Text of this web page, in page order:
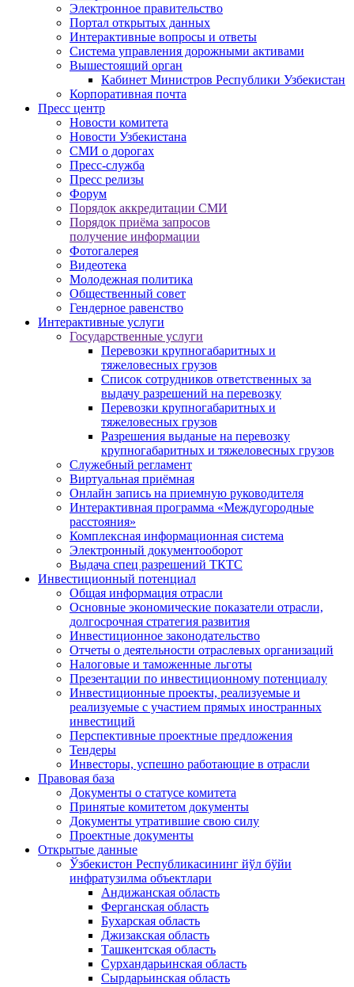
Электронное правительство
Портал открытых данных
Интерактивные вопросы и ответы
Система управления дорожными активами
Вышестоящий орган
Кабинет Министров Республики Узбекистан
Корпоративная почта
Пресс центр
Новости комитета
Новости Узбекистана
СМИ о дорогах
Пресс-служба
Пресс релизы
Форум
Порядок аккредитации СМИ
Порядок приёма запросов
получение информации
Фотогалерея
Видеотека
Молодежная политика
Общественный совет
Гендерное равенство
Интерактивные услуги
Государственные услуги
Перевозки крупногабаритных и
тяжеловесных грузов
Список сотрудников ответственных за
выдачу разрешений на перевозку
Перевозки крупногабаритных и
тяжеловесных грузов
Разрешения выданые на перевозку
крупногабаритных и тяжеловесных грузов
Служебный регламент
Виртуальная приёмная
Онлайн запись на приемную руководителя
Интерактивная программа «Междугородные
расстояния»
Комплексная информационная система
Электронный документооборот
Выдача спец разрешений ТКТС
Инвестиционный потенциал
Общая информация отрасли
Основные экономические показатели отрасли,
долгосрочная стратегия развития
Инвестиционное законодательство
Отчеты о деятельности отраслевых организаций
Налоговые и таможенные льготы
Презентации по инвестиционному потенциалу
Инвестиционные проекты, реализуемые и
реализуемые с участием прямых иностранных
инвестиций
Перспективные проектные предложения
Тендеры
Инвесторы, успешно работающие в отрасли
Правовая база
Документы о статусе комитета
Принятые комитетом документы
Документы утратившие свою силу
Проектные документы
Открытые данные
Ўзбекистон Республикасининг йўл бўйи
инфратузилма объектлари
Андижанская область
Ферганская область
Бухарская область
Джизакская область
Ташкентская область
Сурхандарьинская область
Сырдарьинская область